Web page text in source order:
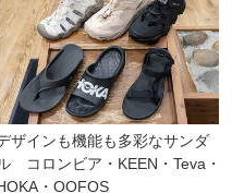
ザインも機能も多彩なサンダ
　コロンビア・KEEN・Teva・
・OOFOS